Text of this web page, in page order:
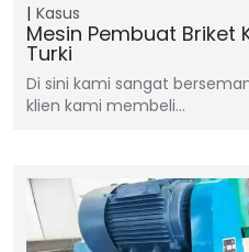
Kasus
Mesin Pembuat Briket
Turki
Di sini kami sangat
klien kami membeli…